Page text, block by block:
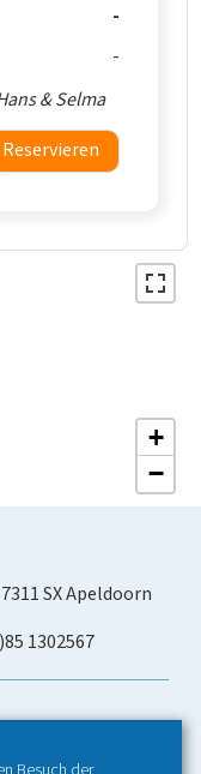
& Selma
Reservieren
+
−
7311 SX Apeldoorn
1302567